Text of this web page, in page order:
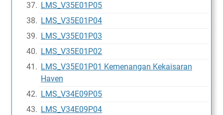
LMS_V35E01P05
LMS_V35E01P04
LMS_V35E01P03
LMS_V35E01P02
LMS_V35E01P01 Kemenangan Kekaisaran
Haven
LMS_V34E09P05
LMS_V34E09P04